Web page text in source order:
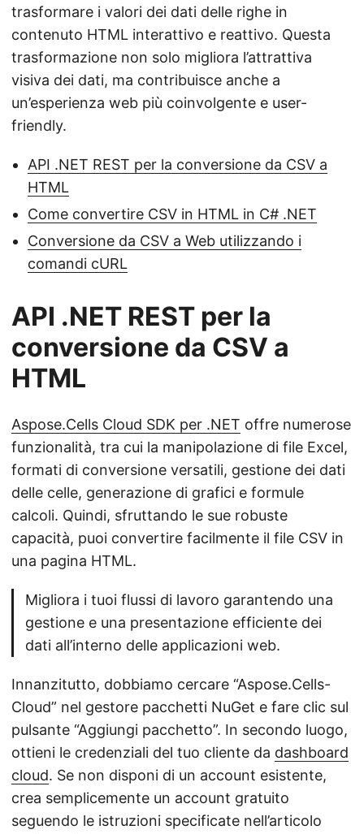
trasformare i valori dei dati delle righe in
contenuto HTML interattivo e reattivo. Questa
trasformazione non solo migliora l’attrattiva
visiva dei dati, ma contribuisce anche a
un’esperienza web più coinvolgente e user-
friendly.
API .NET REST per la conversione da CSV a
HTML
Come convertire CSV in HTML in C# .NET
Conversione da CSV a Web utilizzando i
comandi cURL
API .NET REST per la
conversione da CSV a
HTML
Aspose.Cells Cloud SDK per .NET offre numerose
funzionalità, tra cui la manipolazione di file Excel,
formati di conversione versatili, gestione dei dati
delle celle, generazione di grafici e formule
calcoli. Quindi, sfruttando le sue robuste
capacità, puoi convertire facilmente il file CSV in
una pagina HTML.
Migliora i tuoi flussi di lavoro garantendo una
gestione e una presentazione efficiente dei
dati all’interno delle applicazioni web.
Innanzitutto, dobbiamo cercare “Aspose.Cells-
Cloud” nel gestore pacchetti NuGet e fare clic sul
pulsante “Aggiungi pacchetto”. In secondo luogo,
ottieni le credenziali del tuo cliente da dashboard
cloud. Se non disponi di un account esistente,
crea semplicemente un account gratuito
seguendo le istruzioni specificate nell’articolo